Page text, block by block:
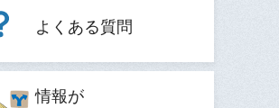
よくある質問
情報が